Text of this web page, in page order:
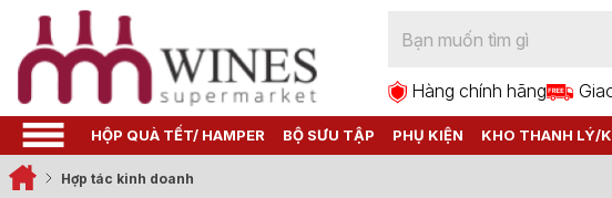
Hàng chính hãng
HỘP QUÀ TẾT/ HAMPER BỘ SƯU TẬP PHỤ KIỆN KHO THANH LÝ/
Hợp tác kinh doanh